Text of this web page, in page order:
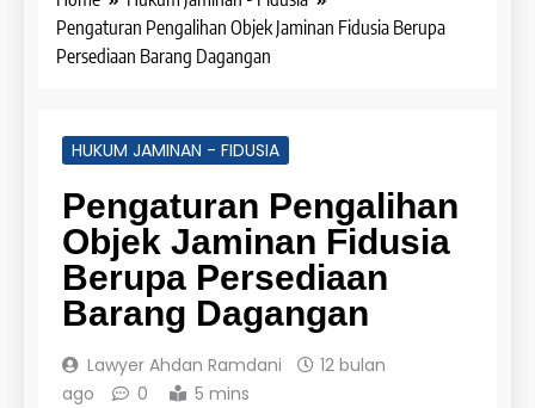
Pengaturan Pengalihan Objek Jaminan Fidusia Berupa
Persediaan Barang Dagangan
HUKUM JAMINAN - FIDUSIA
Pengaturan Pengalihan
Objek Jaminan Fidusia
Berupa Persediaan
Barang Dagangan
Lawyer Ahdan Ramdani
12 bulan
ago
0 5 mins